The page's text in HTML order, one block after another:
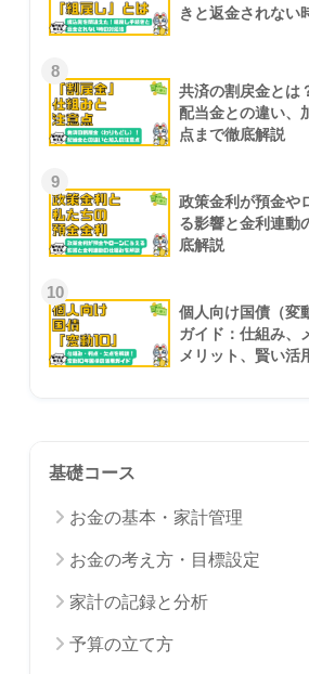
きと返金されない
8
共済の割戻金とは
配当金との違い、
点まで徹底解説
9
政策金利が預金や
る影響と金利連動
底解説
10
個人向け国債（変
ガイド：仕組み、
メリット、賢い活
基礎コース
お金の基本・家計管理
お金の考え方・目標設定
家計の記録と分析
予算の立て方